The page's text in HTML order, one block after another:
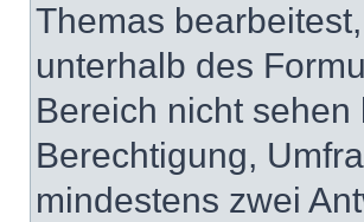
Themas
unterhalb des
Bereich nicht
Berechtigung,
mindestens zwei